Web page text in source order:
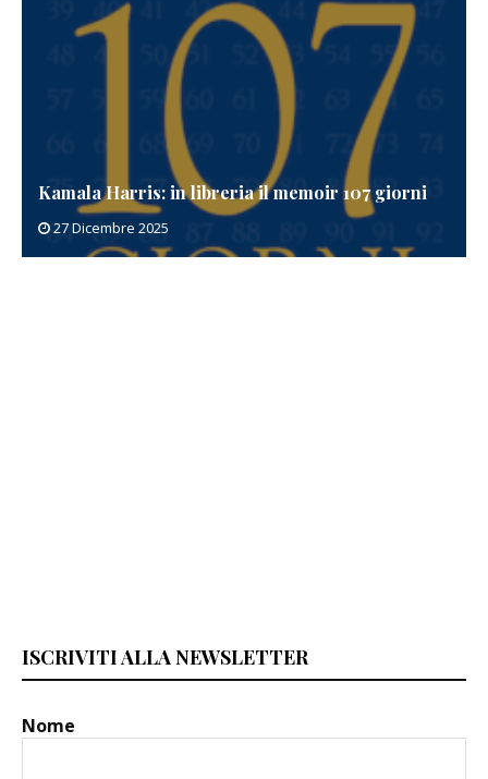
Kamala Harris: in libreria il memoir 107 giorni
27 Dicembre 2025
ISCRIVITI ALLA NEWSLETTER
Nome